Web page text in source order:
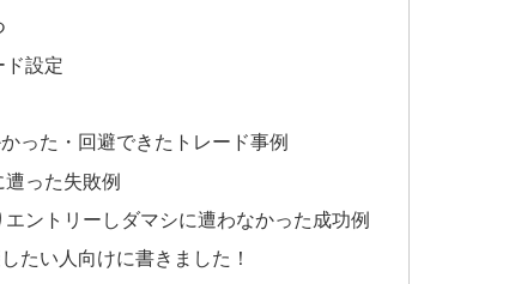
ド設定
った・回避できたトレード事例
った失敗例
エントリーしダマシに遭わなかった成功例
たい人向けに書きました！